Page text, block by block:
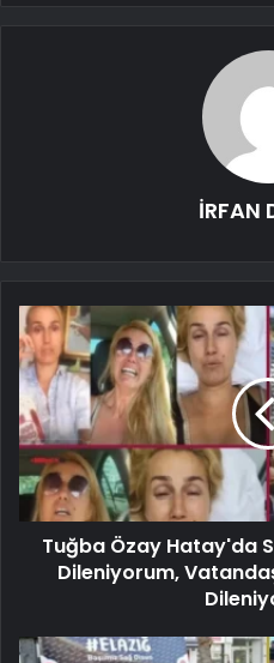
İRFAN
Tuğba Özay Hatay'da
Dileniyorum,